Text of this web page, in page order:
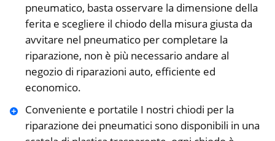
pneumatico, basta osservare la dimensione della
ferita e scegliere il chiodo della misura giusta da
avvitare nel pneumatico per completare la
riparazione, non è più necessario andare al
negozio di riparazioni auto, efficiente ed
economico.
Conveniente e portatile I nostri chiodi per la
riparazione dei pneumatici sono disponibili in una